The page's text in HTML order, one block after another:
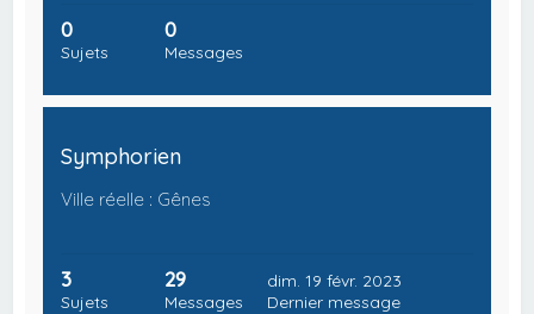
0
Sujets
0
Messages
Symphorien
Ville réelle : Gênes
3
Sujets
29
Messages
dim. 19 févr. 2023
Dernier message